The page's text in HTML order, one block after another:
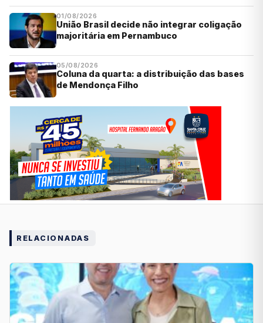
01/08/2026
União Brasil decide não integrar coligação
majoritária em Pernambuco
05/08/2026
Coluna da quarta: a distribuição das bases
de Mendonça Filho
RELACIONADAS